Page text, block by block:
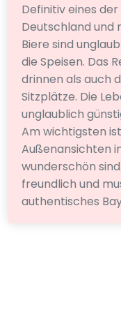
Definitiv eines
Deutschland und
Biere sind
die Speisen. Das
drinnen als auch
Sitzplätze. Die
unglaublich
Am wichtigsten
Außenansichten
wunderschön
freundlich und
authentisches